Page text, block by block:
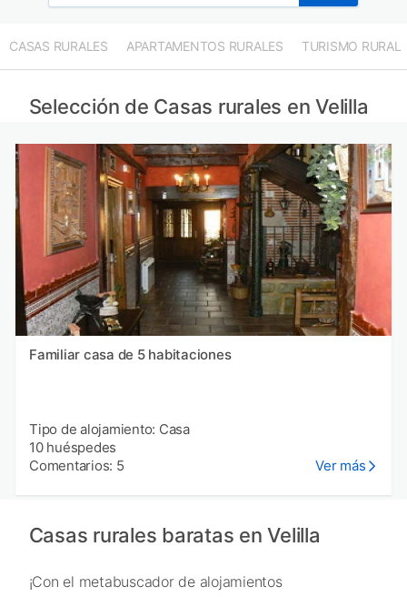
CASAS RURALES APARTAMENTOS RURALES TURISMO RURAL
Selección de Casas rurales en Velilla
Familiar casa de 5 habitaciones
Tipo de alojamiento: Casa
10 huéspedes
Comentarios: 5
Ver más
Casas rurales baratas en Velilla
¡Con el metabuscador de alojamientos